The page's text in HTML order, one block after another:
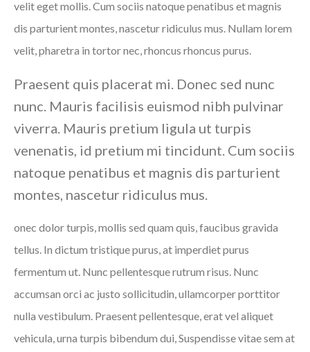
velit eget mollis. Cum sociis natoque penatibus et magnis
dis parturient montes, nascetur ridiculus mus. Nullam lorem
velit, pharetra in tortor nec, rhoncus rhoncus purus.
Praesent quis placerat mi. Donec sed nunc
nunc. Mauris facilisis euismod nibh pulvinar
viverra. Mauris pretium ligula ut turpis
venenatis, id pretium mi tincidunt. Cum sociis
natoque penatibus et magnis dis parturient
montes, nascetur ridiculus mus.
onec dolor turpis, mollis sed quam quis, faucibus gravida
tellus. In dictum tristique purus, at imperdiet purus
fermentum ut. Nunc pellentesque rutrum risus. Nunc
accumsan orci ac justo sollicitudin, ullamcorper porttitor
nulla vestibulum. Praesent pellentesque, erat vel aliquet
vehicula, urna turpis bibendum dui, Suspendisse vitae sem at